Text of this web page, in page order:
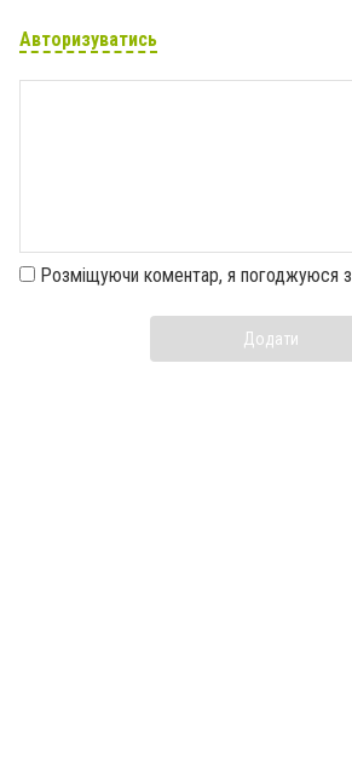
Авторизуватись
Розміщуючи коментар, я погоджуюся з
Додати